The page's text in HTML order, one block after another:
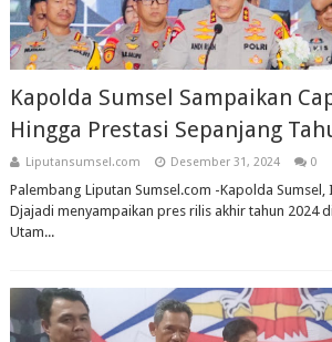
Kapolda Sumsel Sampaikan
Hingga Prestasi Sepanjang
Liputansumsel.com Desember 31, 2024 0
Palembang Liputan Sumsel.com -Kapolda Sumsel,
Djajadi menyampaikan pres rilis akhir tahun 2024
Utam...